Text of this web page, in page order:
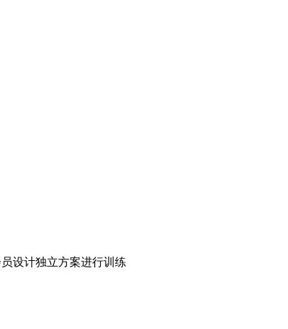
设计独立方案进行训练